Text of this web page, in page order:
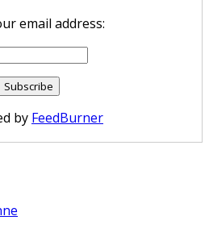
email address:
by FeedBurner